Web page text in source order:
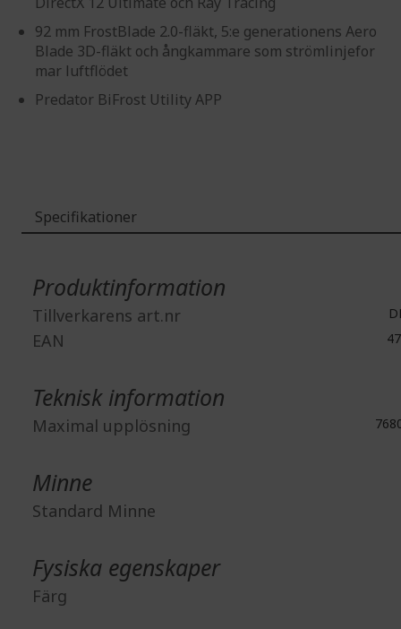
92 mm FrostBlade 2.0-fläkt, 5:e generationens Aero
Blade 3D-fläkt och ångkammare som strömlinjefor
mar luftflödet
Predator BiFrost Utility APP
Specifikationer
Produktinformation
Tillverkarens art.nr
EAN
Teknisk information
Maximal upplösning
Minne
Standard Minne
Fysiska egenskaper
Färg